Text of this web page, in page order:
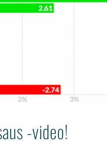
-video!